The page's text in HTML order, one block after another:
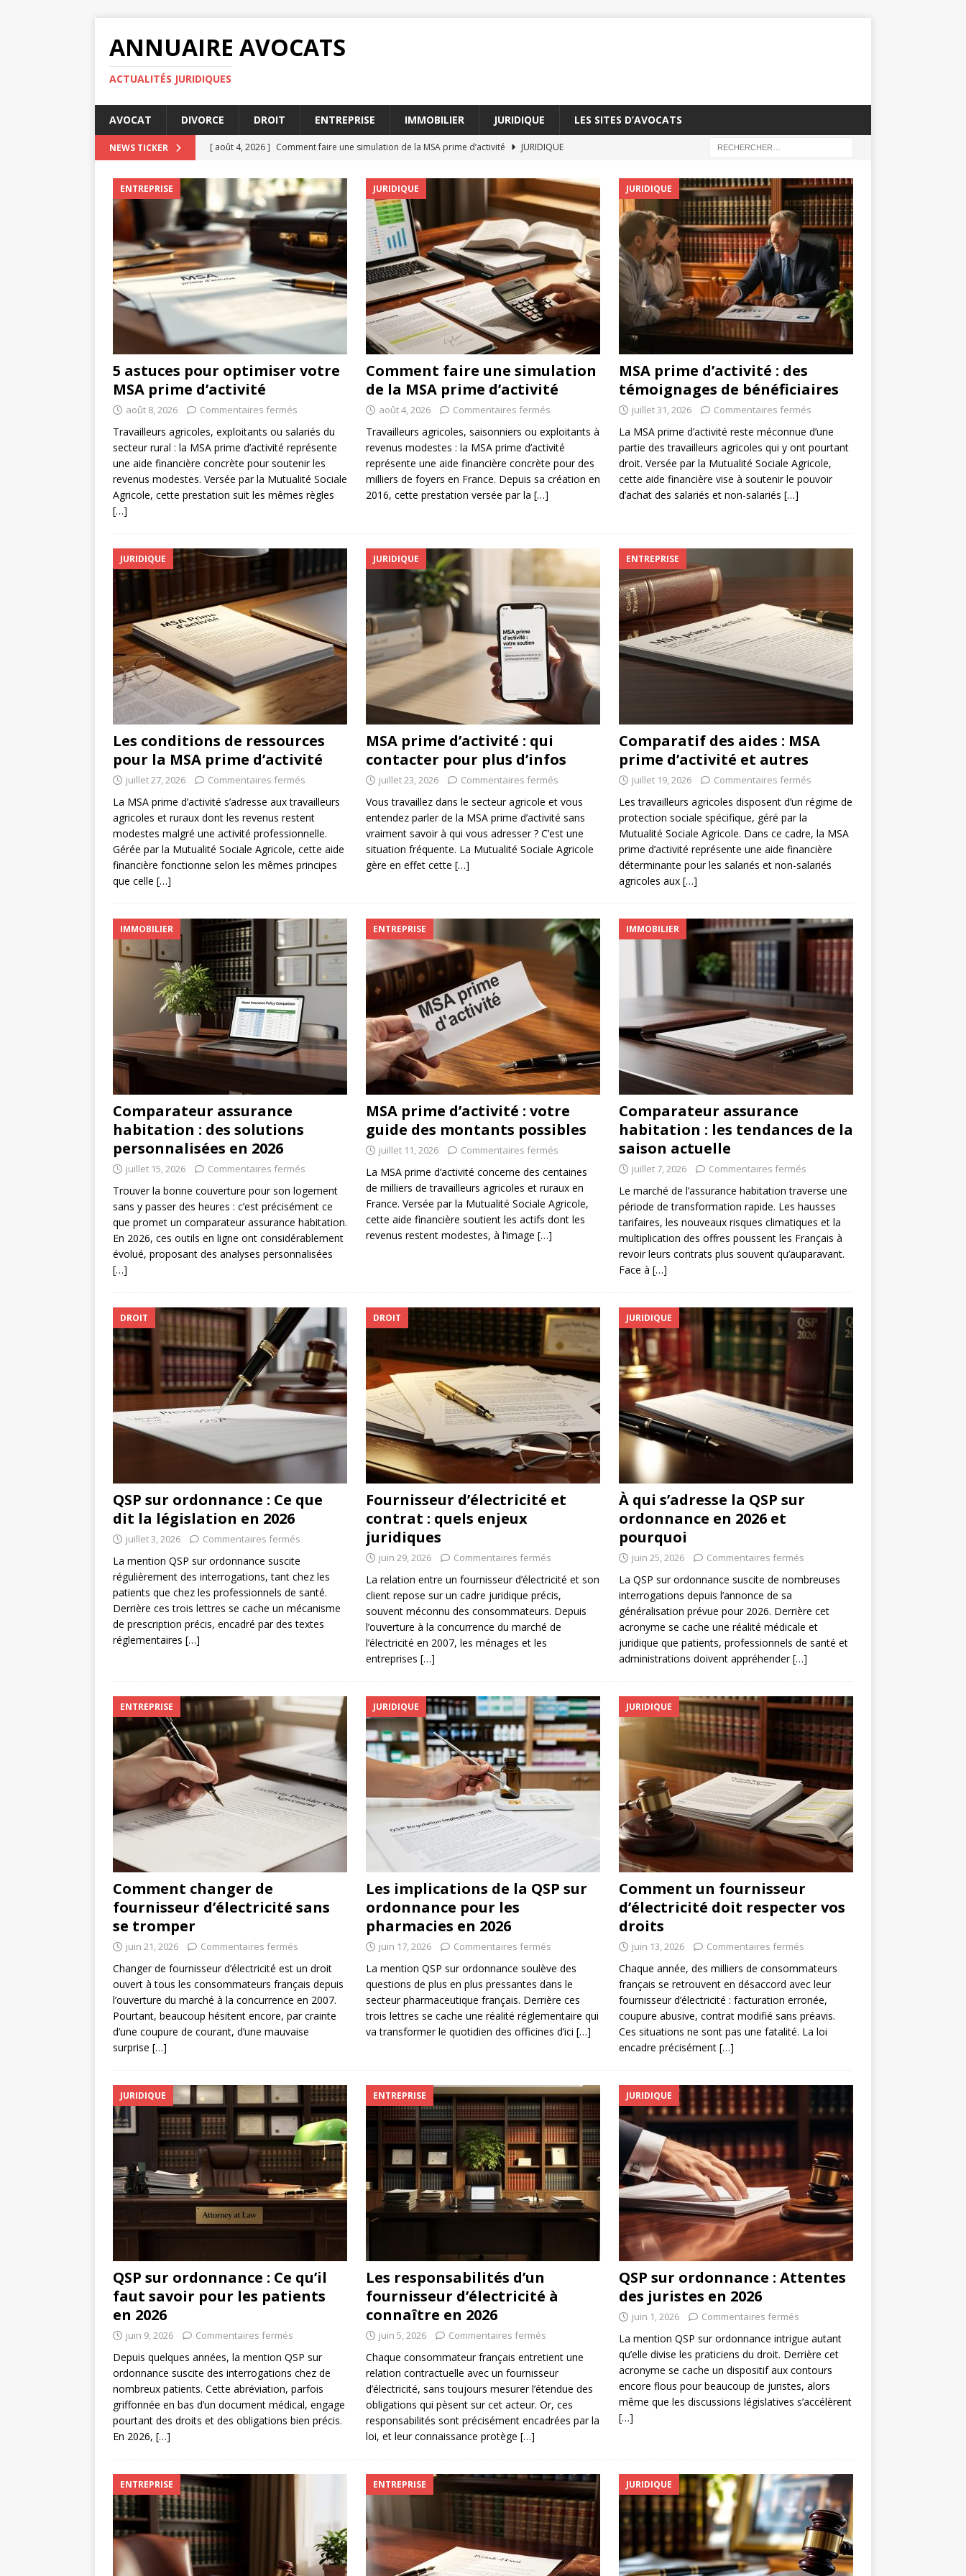
ANNUAIRE AVOCATS
ACTUALITÉS JURIDIQUES
AVOCAT DIVORCE DROIT ENTREPRISE IMMOBILIER JURIDIQUE LES SITES D’AVOCATS
NEWS TICKER [ août 4, 2026 ] Comment faire une simulation de la MSA prime d’activité
JURIDIQUE
[ juillet 27, 2026 ] Les conditions de ressources pour la MSA prime d’activité
JURIDIQUE
[ juillet 23, 2026 ] MSA prime d’activité : qui contacter pour plus d’infos
JURIDIQUE
[ août 8, 2026 ]
5 astuces pour optimiser votre MSA prime d’activité ENTREPRISE
ENTREPRISE
5 astuces pour optimiser votre
MSA prime d’activité
août 8, 2026 Commentaires fermés
Travailleurs agricoles, exploitants ou salariés du
secteur rural : la MSA prime d’activité représente
une aide financière concrète pour soutenir les
revenus modestes. Versée par la Mutualité Sociale
Agricole, cette prestation suit les mêmes règles
[…]
JURIDIQUE
Comment faire une simulation
de la MSA prime d’activité
août 4, 2026 Commentaires fermés
Travailleurs agricoles, saisonniers ou exploitants à
revenus modestes : la MSA prime d’activité
représente une aide financière concrète pour des
milliers de foyers en France. Depuis sa création en
2016, cette prestation versée par la […]
JURIDIQUE
MSA prime d’activité : des
témoignages de bénéficiaires
juillet 31, 2026 Commentaires fermés
La MSA prime d’activité reste méconnue d’une
partie des travailleurs agricoles qui y ont pourtant
droit. Versée par la Mutualité Sociale Agricole,
cette aide financière vise à soutenir le pouvoir
d’achat des salariés et non-salariés […]
JURIDIQUE
Les conditions de ressources
pour la MSA prime d’activité
juillet 27, 2026 Commentaires fermés
La MSA prime d’activité s’adresse aux travailleurs
agricoles et ruraux dont les revenus restent
modestes malgré une activité professionnelle.
Gérée par la Mutualité Sociale Agricole, cette aide
financière fonctionne selon les mêmes principes
que celle […]
JURIDIQUE
MSA prime d’activité : qui
contacter pour plus d’infos
juillet 23, 2026 Commentaires fermés
Vous travaillez dans le secteur agricole et vous
entendez parler de la MSA prime d’activité sans
vraiment savoir à qui vous adresser ? C’est une
situation fréquente. La Mutualité Sociale Agricole
gère en effet cette […]
ENTREPRISE
Comparatif des aides : MSA
prime d’activité et autres
juillet 19, 2026 Commentaires fermés
Les travailleurs agricoles disposent d’un régime de
protection sociale spécifique, géré par la
Mutualité Sociale Agricole. Dans ce cadre, la MSA
prime d’activité représente une aide financière
déterminante pour les salariés et non-salariés
agricoles aux […]
IMMOBILIER
Comparateur assurance
habitation : des solutions
personnalisées en 2026
juillet 15, 2026 Commentaires fermés
Trouver la bonne couverture pour son logement
sans y passer des heures : c’est précisément ce
que promet un comparateur assurance habitation.
En 2026, ces outils en ligne ont considérablement
évolué, proposant des analyses personnalisées
[…]
ENTREPRISE
MSA prime d’activité : votre
guide des montants possibles
juillet 11, 2026 Commentaires fermés
La MSA prime d’activité concerne des centaines
de milliers de travailleurs agricoles et ruraux en
France. Versée par la Mutualité Sociale Agricole,
cette aide financière soutient les actifs dont les
revenus restent modestes, à l’image […]
IMMOBILIER
Comparateur assurance
habitation : les tendances de la
saison actuelle
juillet 7, 2026 Commentaires fermés
Le marché de l’assurance habitation traverse une
période de transformation rapide. Les hausses
tarifaires, les nouveaux risques climatiques et la
multiplication des offres poussent les Français à
revoir leurs contrats plus souvent qu’auparavant.
Face à […]
DROIT
QSP sur ordonnance : Ce que
dit la législation en 2026
juillet 3, 2026 Commentaires fermés
La mention QSP sur ordonnance suscite
régulièrement des interrogations, tant chez les
patients que chez les professionnels de santé.
Derrière ces trois lettres se cache un mécanisme
de prescription précis, encadré par des textes
réglementaires […]
DROIT
Fournisseur d’électricité et
contrat : quels enjeux
juridiques
juin 29, 2026 Commentaires fermés
La relation entre un fournisseur d’électricité et son
client repose sur un cadre juridique précis,
souvent méconnu des consommateurs. Depuis
l’ouverture à la concurrence du marché de
l’électricité en 2007, les ménages et les
entreprises […]
JURIDIQUE
À qui s’adresse la QSP sur
ordonnance en 2026 et
pourquoi
juin 25, 2026 Commentaires fermés
La QSP sur ordonnance suscite de nombreuses
interrogations depuis l’annonce de sa
généralisation prévue pour 2026. Derrière cet
acronyme se cache une réalité médicale et
juridique que patients, professionnels de santé et
administrations doivent appréhender[…]
ENTREPRISE
Comment changer de
fournisseur d’électricité sans
se tromper
juin 21, 2026 Commentaires fermés
Changer de fournisseur d’électricité est un droit
ouvert à tous les consommateurs français depuis
l’ouverture du marché à la concurrence en 2007.
Pourtant, beaucoup hésitent encore, par crainte
d’une coupure de courant, d’une mauvaise
surprise […]
JURIDIQUE
Les implications de la QSP sur
ordonnance pour les
pharmacies en 2026
juin 17, 2026 Commentaires fermés
La mention QSP sur ordonnance soulève des
questions de plus en plus pressantes dans le
secteur pharmaceutique français. Derrière ces
trois lettres se cache une réalité réglementaire qui
va transformer le quotidien des officines d’ici […]
JURIDIQUE
Comment un fournisseur
d’électricité doit respecter vos
droits
juin 13, 2026 Commentaires fermés
Chaque année, des milliers de consommateurs
français se retrouvent en désaccord avec leur
fournisseur d’électricité : facturation erronée,
coupure abusive, contrat modifié sans préavis.
Ces situations ne sont pas une fatalité. La loi
encadre précisément […]
JURIDIQUE
QSP sur ordonnance : Ce qu’il
faut savoir pour les patients
en 2026
juin 9, 2026 Commentaires fermés
Depuis quelques années, la mention QSP sur
ordonnance suscite des interrogations chez de
nombreux patients. Cette abréviation, parfois
griffonnée en bas d’un document médical, engage
pourtant des droits et des obligations bien précis.
En 2026, […]
ENTREPRISE
Les responsabilités d’un
fournisseur d’électricité à
connaître en 2026
juin 5, 2026 Commentaires fermés
Chaque consommateur français entretient une
relation contractuelle avec un fournisseur
d’électricité, sans toujours mesurer l’étendue des
obligations qui pèsent sur cet acteur. Or, ces
responsabilités sont précisément encadrées par la
loi, et leur connaissance protège […]
JURIDIQUE
QSP sur ordonnance : Attentes
des juristes en 2026
juin 1, 2026 Commentaires fermés
La mention QSP sur ordonnance intrigue autant
qu’elle divise les praticiens du droit. Derrière cet
acronyme se cache un dispositif aux contours
encore flous pour beaucoup de juristes, alors
même que les discussions législatives s’accélèrent
[…]
ENTREPRISE ENTREPRISE JURIDIQUE